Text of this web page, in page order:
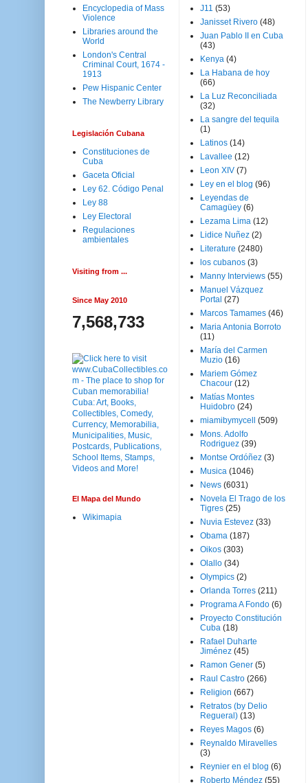
Encyclopedia of Mass
Violence
Libraries around the
World
London's Central
Criminal Court, 1674 -
1913
Pew Hispanic Center
The Newberry Library
Legislación Cubana
Constituciones de
Cuba
Gaceta Oficial
Ley 62. Código Penal
Ley 88
Ley Electoral
Regulaciones
ambientales
Visiting from ...
Since May 2010
7,568,733
El Mapa del Mundo
Wikimapia
J11 (53)
Janisset Rivero (48)
Juan Pablo II en Cuba
(43)
Kenya (4)
La Habana de hoy
(66)
La Luz Reconciliada
(32)
La sangre del tequila
(1)
Latinos (14)
Lavallee (12)
Leon XIV (7)
Ley en el blog (96)
Leyendas de
Camagüey (6)
Lezama Lima (12)
Lidice Nuñez (2)
Literature (2480)
los cubanos (3)
Manny Interviews (55)
Manuel Vázquez
Portal (27)
Marcos Tamames (46)
Maria Antonia Borroto
(11)
María del Carmen
Muzio (16)
Mariem Gómez
Chacour (12)
Matías Montes
Huidobro (24)
miamibymycell
(509)
Mons. Adolfo
Rodriguez (39)
Montse Ordóñez (3)
Musica (1046)
News (6031)
Novela El Trago de los
Tigres (25)
Nuvia Estevez (33)
Obama (187)
Oikos (303)
Olallo (34)
Olympics (2)
Orlanda Torres (211)
Programa A Fondo (6)
Proyecto Constitución
Cuba (18)
Rafael Duharte
Jiménez (45)
Ramon Gener (5)
Raul Castro (266)
Religion (667)
Retratos (by Delio
Regueral) (13)
Reyes Magos (6)
Reynaldo Miravelles
(3)
Reynier en el blog (6)
Roberto Méndez (55)